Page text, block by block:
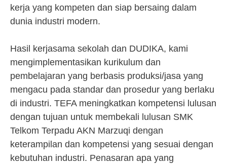
kerja yang kompeten dan siap bersaing dalam
dunia industri modern.
Hasil kerjasama sekolah dan DUDIKA, kami
mengimplementasikan kurikulum dan
pembelajaran yang berbasis produksi/jasa yang
mengacu pada standar dan prosedur yang berlaku
di industri. TEFA meningkatkan kompetensi lulusan
dengan tujuan untuk membekali lulusan SMK
Telkom Terpadu AKN Marzuqi dengan
keterampilan dan kompetensi yang sesuai dengan
kebutuhan industri. Penasaran apa yang